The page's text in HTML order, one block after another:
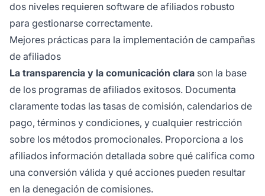
dos niveles requieren software de afiliados robusto
para gestionarse correctamente.
Mejores prácticas para la implementación de campañas
de afiliados
La transparencia y la comunicación clara son la base
de los programas de afiliados exitosos. Documenta
claramente todas las tasas de comisión, calendarios de
pago, términos y condiciones, y cualquier restricción
sobre los métodos promocionales. Proporciona a los
afiliados información detallada sobre qué califica como
una conversión válida y qué acciones pueden resultar
en la denegación de comisiones.